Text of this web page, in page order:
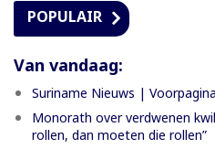
POPULAIR
Van vandaag:
Suriname Nieuws | Voorpagina
Monorath over verdwenen
rollen, dan moeten die rollen”